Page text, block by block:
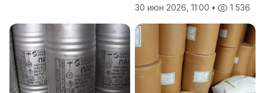
30 июн 2026, 11:00 • 1 536